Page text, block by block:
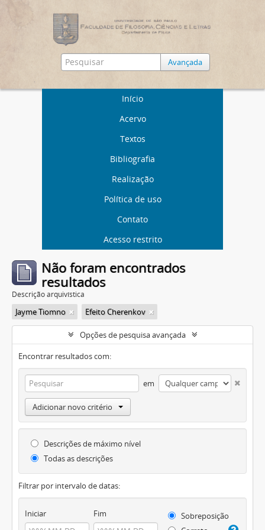
Avançada
Início
Acervo
Textos
Bibliografia
Realização
Política de uso
Contato
Acesso restrito
Não foram encontrados
resultados
Descrição arquivística
Jayme Tiomno Efeito Cherenkov
Opções de pesquisa avançada
Encontrar resultados com:
em
Adicionar novo critério
Descrições de máximo nível
Todas as descrições
Filtrar por intervalo de datas:
Iniciar Fim
Sobreposição